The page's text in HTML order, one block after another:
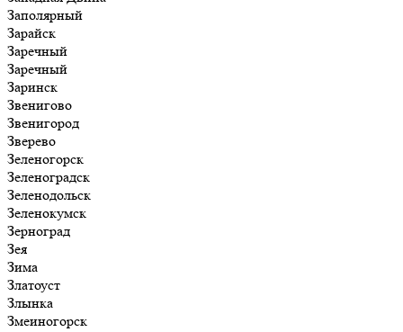
Заполярный
Зарайск
Заречный
Заречный
Заринск
Звенигово
Звенигород
Зверево
Зеленогорск
Зеленоградск
Зеленодольск
Зеленокумск
Зерноград
Зея
Зима
Златоуст
Злынка
Змеиногорск